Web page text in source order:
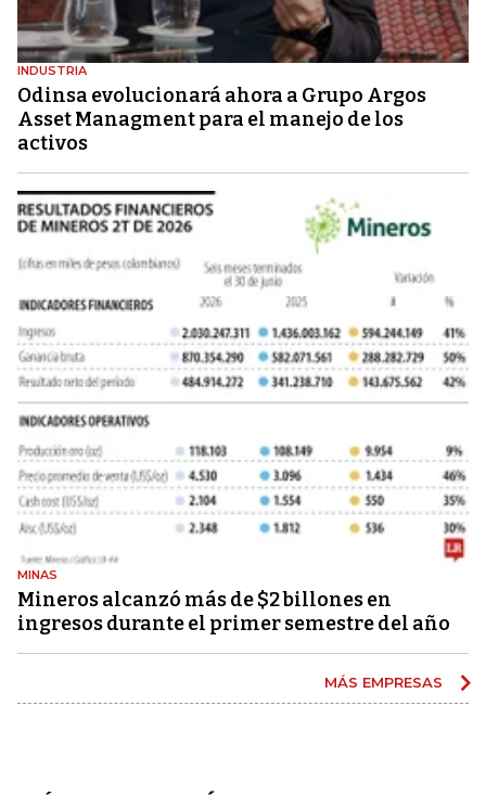
INDUSTRIA
Odinsa evolucionará ahora a Grupo Argos
Asset Managment para el manejo de los
activos
MINAS
Mineros alcanzó más de $2 billones en
ingresos durante el primer semestre del año
MÁS EMPRESAS